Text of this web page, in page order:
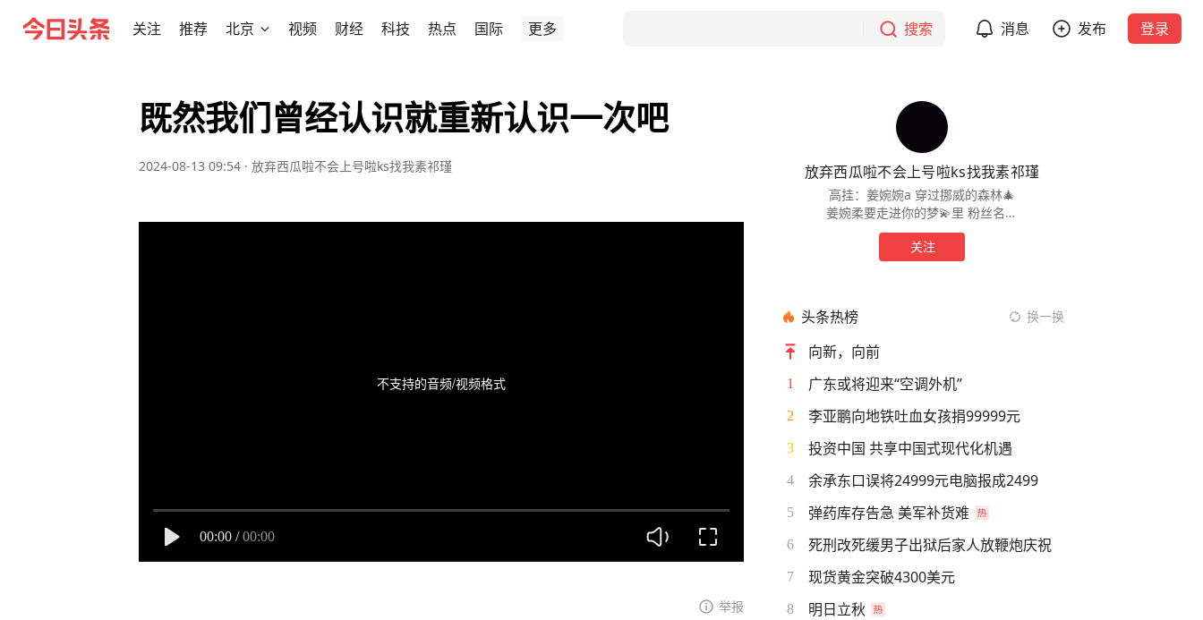
关注 推荐 北京 视频 财经 科技 热点 国际 更多 搜索 消息 发布 登录
既然我们曾经认识就重新认识一次吧
2024-08-13 09:54 · 放弃西瓜啦不会上号啦ks找我素祁瑾
不支持的音频/视频格式
00:00 / 00:00
举报
放弃西瓜啦不会上号啦ks找我素祁瑾
高挂：姜婉婉a 穿过挪威的森林🎄
姜婉柔要走进你的梦💫里 粉丝名：
小果冻😚 外号：嘤嘤怪不许嘲笑我
哦🈲 最后跟大家说古德白喽🐰~
关注
头条热榜 换一换
向新，向前
1 广东或将迎来“空调外机”
2 李亚鹏向地铁吐血女孩捐99999元
3 投资中国 共享中国式现代化机遇
4 余承东口误将24999元电脑报成2499
5 弹药库存告急 美军补货难
6 死刑改死缓男子出狱后家人放鞭炮庆祝
7 现货黄金突破4300美元
8 明日立秋